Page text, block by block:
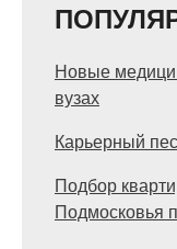
Новые
вузах
Карьерный
Подбор
Подмосковья